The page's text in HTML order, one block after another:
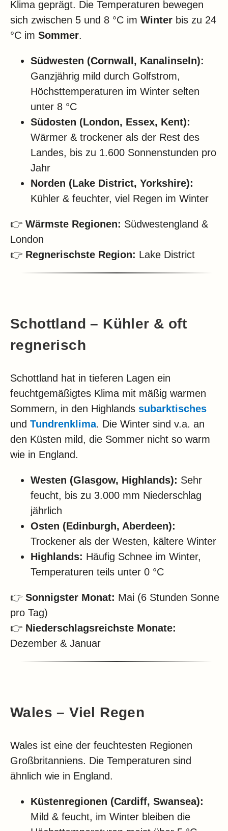
Klima geprägt. Die Temperaturen bewegen
sich zwischen 5 und 8 °C im Winter bis zu 24
°C im Sommer.
Südwesten (Cornwall, Kanalinseln):
Ganzjährig mild durch Golfstrom,
Höchsttemperaturen im Winter selten
unter 8 °C
Südosten (London, Essex, Kent):
Wärmer & trockener als der Rest des
Landes, bis zu 1.600 Sonnenstunden pro
Jahr
Norden (Lake District, Yorkshire):
Kühler & feuchter, viel Regen im Winter
👉 Wärmste Regionen: Südwestengland &
London
👉 Regnerischste Region: Lake District
Schottland – Kühler & oft
regnerisch
Schottland hat in tieferen Lagen ein
feuchtgemäßigtes Klima mit mäßig warmen
Sommern, in den Highlands subarktisches
und Tundrenklima. Die Winter sind v.a. an
den Küsten mild, die Sommer nicht so warm
wie in England.
Westen (Glasgow, Highlands): Sehr
feucht, bis zu 3.000 mm Niederschlag
jährlich
Osten (Edinburgh, Aberdeen):
Trockener als der Westen, kältere Winter
Highlands: Häufig Schnee im Winter,
Temperaturen teils unter 0 °C
👉 Sonnigster Monat: Mai (6 Stunden Sonne
pro Tag)
👉 Niederschlagsreichste Monate:
Dezember & Januar
Wales – Viel Regen
Wales ist eine der feuchtesten Regionen
Großbritanniens. Die Temperaturen sind
ähnlich wie in England.
Küstenregionen (Cardiff, Swansea):
Mild & feucht, im Winter bleiben die